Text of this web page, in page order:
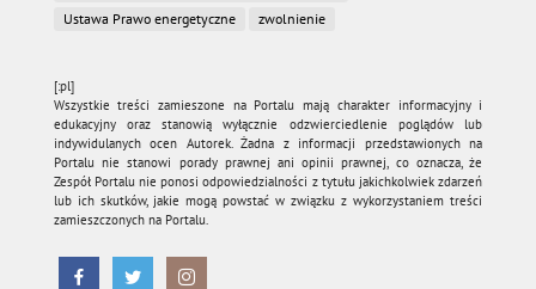
Ustawa Prawo energetyczne
zwolnienie
[:pl]
Wszystkie treści zamieszone na Portalu mają charakter informacyjny i
edukacyjny oraz stanowią wyłącznie odzwierciedlenie poglądów lub
indywidulanych ocen Autorek. Żadna z informacji przedstawionych na
Portalu nie stanowi porady prawnej ani opinii prawnej, co oznacza, że
Zespół Portalu nie ponosi odpowiedzialności z tytułu jakichkolwiek zdarzeń
lub ich skutków, jakie mogą powstać w związku z wykorzystaniem treści
zamieszczonych na Portalu.